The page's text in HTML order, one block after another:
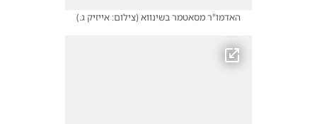
האדמו"ר מסאטמר בשינווא(צילום: אייזיק ג.)